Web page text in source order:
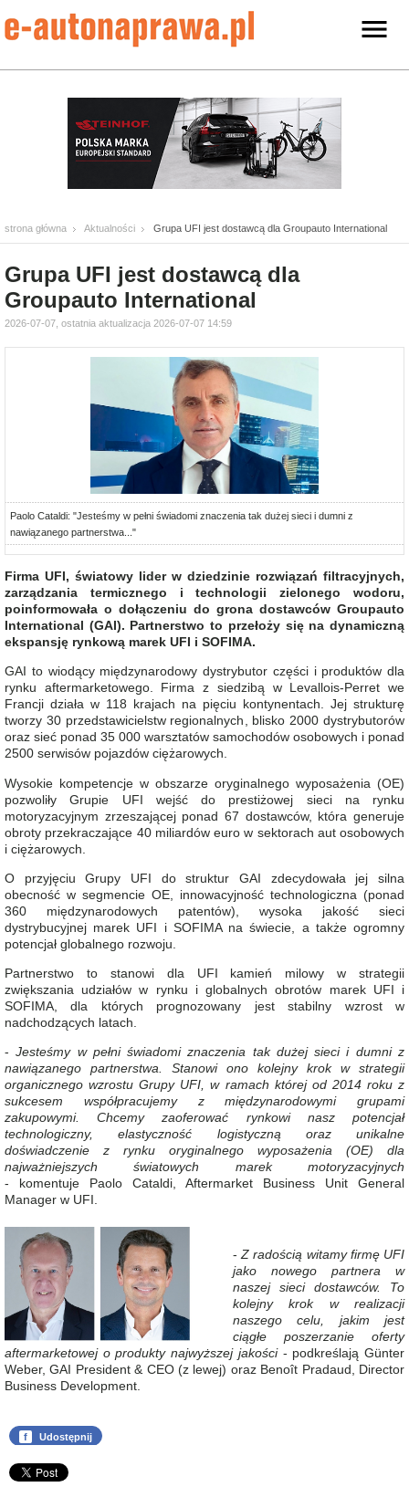
strona główna Aktualności Grupa UFI jest dostawcą dla Groupauto International
Grupa UFI jest dostawcą dla
Groupauto International
2026-07-07, ostatnia aktualizacja 2026-07-07 14:59
Paolo Cataldi: "Jesteśmy w pełni świadomi znaczenia tak dużej sieci i dumni z
nawiązanego partnerstwa..."
Firma UFI, światowy lider w dziedzinie rozwiązań filtracyjnych,
zarządzania termicznego i technologii zielonego wodoru,
poinformowała o dołączeniu do grona dostawców Groupauto
International (GAI). Partnerstwo to przełoży się na dynamiczną
ekspansję rynkową marek UFI i SOFIMA.
GAI to wiodący międzynarodowy dystrybutor części i produktów dla
rynku aftermarketowego. Firma z siedzibą w Levallois-Perret we
Francji działa w 118 krajach na pięciu kontynentach. Jej strukturę
tworzy 30 przedstawicielstw regionalnych, blisko 2000 dystrybutorów
oraz sieć ponad 35 000 warsztatów samochodów osobowych i ponad
2500 serwisów pojazdów ciężarowych.
Wysokie kompetencje w obszarze oryginalnego wyposażenia (OE)
pozwoliły Grupie UFI wejść do prestiżowej sieci na rynku
motoryzacyjnym zrzeszającej ponad 67 dostawców, która generuje
obroty przekraczające 40 miliardów euro w sektorach aut osobowych
i ciężarowych.
O przyjęciu Grupy UFI do struktur GAI zdecydowała jej silna
obecność w segmencie OE, innowacyjność technologiczna (ponad
360 międzynarodowych patentów), wysoka jakość sieci
dystrybucyjnej marek UFI i SOFIMA na świecie, a także ogromny
potencjał globalnego rozwoju.
Partnerstwo to stanowi dla UFI kamień milowy w strategii
zwiększania udziałów w rynku i globalnych obrotów marek UFI i
SOFIMA, dla których prognozowany jest stabilny wzrost w
nadchodzących latach.
-Jesteśmy w pełni świadomi znaczenia tak dużej sieci i dumni z
nawiązanego partnerstwa. Stanowi ono kolejny krok w strategii
organicznego wzrostu Grupy UFI, w ramach której od 2014 roku z
sukcesem współpracujemy z międzynarodowymi grupami
zakupowymi. Chcemy zaoferować rynkowi nasz potencjał
technologiczny, elastyczność logistyczną oraz unikalne
doświadczenie z rynku oryginalnego wyposażenia (OE) dla
najważniejszych światowych marek motoryzacyjnych
- komentuje Paolo Cataldi, Aftermarket Business Unit General
Manager w UFI.
-Z radością witamy firmę UFI
jako nowego partnera w
naszej sieci dostawców. To
kolejny krok w realizacji
naszego celu, jakim jest
ciągłe poszerzanie oferty
aftermarketowej o produkty najwyższej jakości- podkreślają Günter
Weber, GAI President & CEO (z lewej) oraz Benoît Pradaud, Director
Business Development.
f Udostępnij